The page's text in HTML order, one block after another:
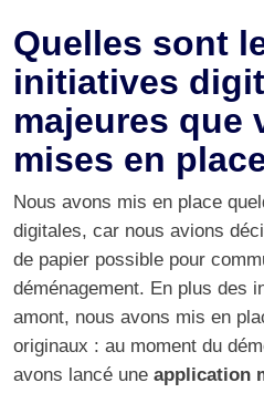
Quelles sont
initiatives
majeures que
mises en
Nous avons mis en place
digitales, car nous avions
de papier possible pour
déménagement. En plus des
amont, nous avons mis en
originaux : au moment du
avons lancé une application